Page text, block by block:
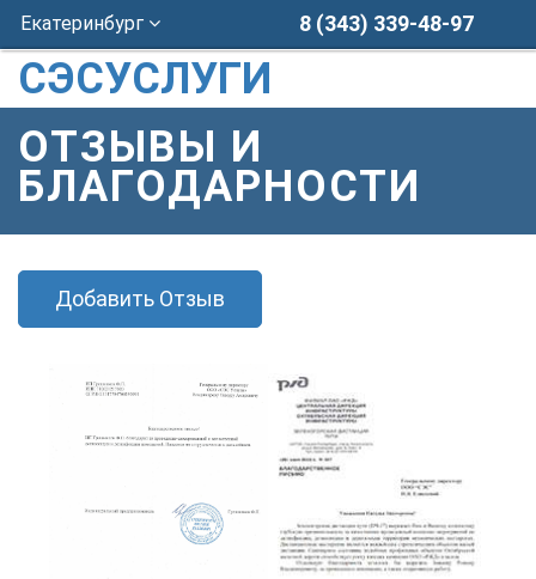
Екатеринбург 8 (343) 339-48-97
СЭСУСЛУГИ
ОТЗЫВЫ И
БЛАГОДАРНОСТИ
Добавить Отзыв